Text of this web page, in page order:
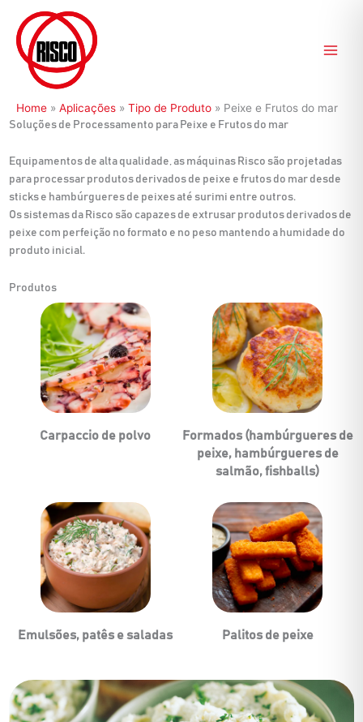
para
conteúdo
Home » Aplicações » Tipo de Produto » Peixe e Frutos do mar
Soluções de Processamento para Peixe e Frutos do mar
Equipamentos de alta qualidade, as máquinas Risco são projetadas
para processar produtos derivados de peixe e frutos do mar desde
sticks e hambúrgueres de peixes até surimi entre outros.
Os sistemas da Risco são capazes de extrusar produtos derivados de
peixe com perfeição no formato e no peso mantendo a humidade do
produto inicial.
Produtos
Carpaccio de polvo
Formados (hambúrgueres de
peixe, hambúrgueres de
salmão, fishballs)
Emulsões, patês e saladas Palitos de peixe